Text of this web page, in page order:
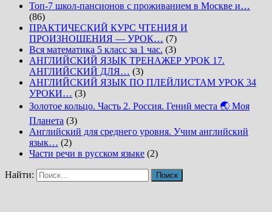
Топ-7 школ-пансионов с проживанием в Москве и…
(86)
ПРАКТИЧЕСКИЙ КУРС ЧТЕНИЯ И
ПРОИЗНОШЕНИЯ — УРОК… (7)
Вся математика 5 класс за 1 час. (3)
АНГЛИЙСКИЙ ЯЗЫК ТРЕНАЖЕР УРОК 17.
АНГЛИЙСКИЙ ДЛЯ… (3)
АНГЛИЙСКИЙ ЯЗЫК ПО ПЛЕЙЛИСТАМ УРОК 34
УРОКИ… (3)
Золотое кольцо. Часть 2. Россия. Гений места 🌏 Моя
Планета (3)
Английский для среднего уровня. Учим английский
язык… (2)
Части речи в русском языке (2)
Найти: